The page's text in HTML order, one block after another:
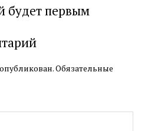
будет первым
Обязательные